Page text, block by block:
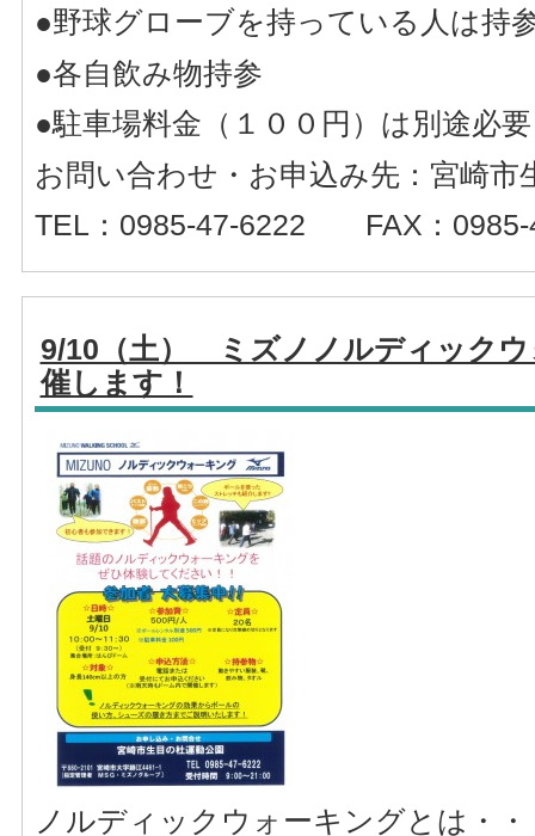
●野球グローブを持っている人は持
●各自飲み物持参
●駐車場料金（１００円）は別途必
お問い合わせ・お申込み先：宮崎市
TEL：0985-47-6222 FAX：0985-
9/10（土） ミズノノルディックウ
催します！
ノルディックウォーキングとは・・